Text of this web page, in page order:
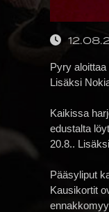
Pyry
Lisäksi
Kaikissa
edustalta
20.8..
Pääsyliput
Kausikortit